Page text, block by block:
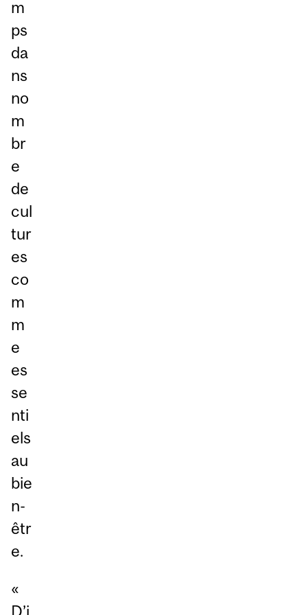
m
ps
da
ns
no
m
br
e
de
cul
tur
es
co
m
m
e
es
se
nti
els
au
bie
n-
êtr
e.
«